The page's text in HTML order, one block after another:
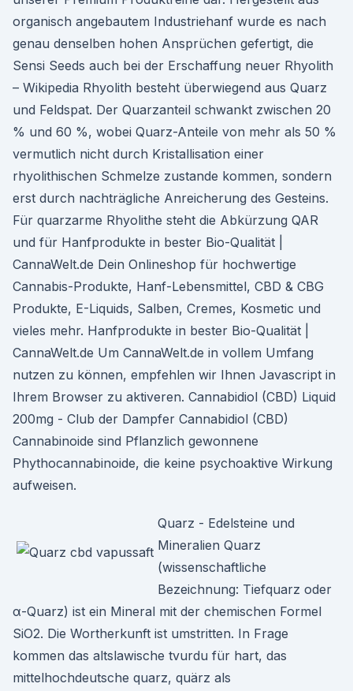
organisch angebautem Industriehanf wurde es nach
genau denselben hohen Ansprüchen gefertigt, die
Sensi Seeds auch bei der Erschaffung neuer Rhyolith
– Wikipedia Rhyolith besteht überwiegend aus Quarz
und Feldspat. Der Quarzanteil schwankt zwischen 20
% und 60 %, wobei Quarz-Anteile von mehr als 50 %
vermutlich nicht durch Kristallisation einer
rhyolithischen Schmelze zustande kommen, sondern
erst durch nachträgliche Anreicherung des Gesteins.
Für quarzarme Rhyolithe steht die Abkürzung QAR
und für Hanfprodukte in bester Bio-Qualität |
CannaWelt.de Dein Onlineshop für hochwertige
Cannabis-Produkte, Hanf-Lebensmittel, CBD & CBG
Produkte, E-Liquids, Salben, Cremes, Kosmetic und
vieles mehr. Hanfprodukte in bester Bio-Qualität |
CannaWelt.de Um CannaWelt.de in vollem Umfang
nutzen zu können, empfehlen wir Ihnen Javascript in
Ihrem Browser zu aktiveren. Cannabidiol (CBD) Liquid
200mg - Club der Dampfer Cannabidiol (CBD)
Cannabinoide sind Pflanzlich gewonnene
Phythocannabinoide, die keine psychoaktive Wirkung
aufweisen.
Quarz - Edelsteine und
Mineralien Quarz
(wissenschaftliche
Bezeichnung: Tiefquarz oder
α-Quarz) ist ein Mineral mit der chemischen Formel
SiO2. Die Wortherkunft ist umstritten. In Frage
kommen das altslawische tvurdu für hart, das
mittelhochdeutsche quarz, quärz als